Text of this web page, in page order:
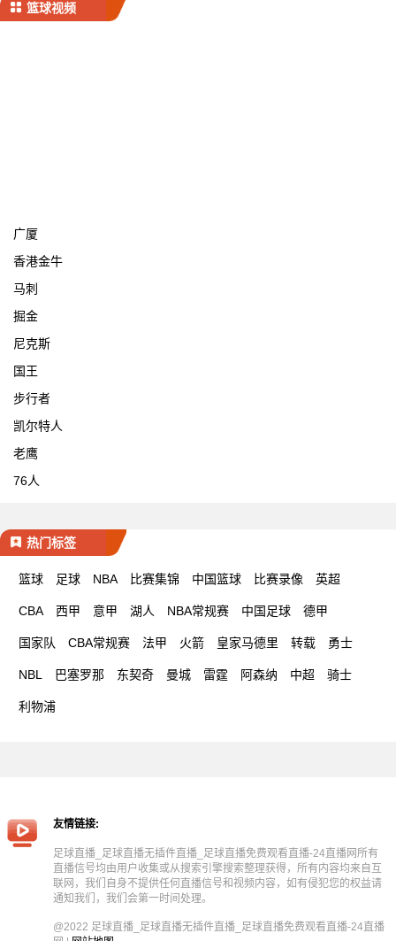
篮球视频
广厦
香港金牛
马刺
掘金
尼克斯
国王
步行者
凯尔特人
老鹰
76人
热门标签
篮球 足球 NBA 比赛集锦 中国篮球 比赛录像 英超
CBA 西甲 意甲 湖人 NBA常规赛 中国足球 德甲
国家队 CBA常规赛 法甲 火箭 皇家马德里 转载 勇士
NBL 巴塞罗那 东契奇 曼城 雷霆 阿森纳 中超 骑士
利物浦
友情链接:
足球直播_足球直播无插件直播_足球直播免费观看直播-24直播网所有
直播信号均由用户收集或从搜索引擎搜索整理获得，所有内容均来自互
联网，我们自身不提供任何直播信号和视频内容，如有侵犯您的权益请
通知我们，我们会第一时间处理。
@2022 足球直播_足球直播无插件直播_足球直播免费观看直播-24直播